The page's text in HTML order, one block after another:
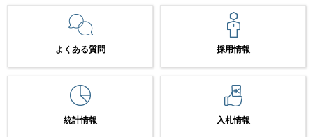
よくある質問 採用情報
統計情報 入札情報